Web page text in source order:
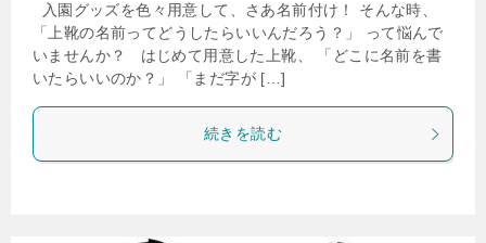
入園グッズを色々用意して、さあ名前付け！ そんな時、
「上靴の名前ってどうしたらいいんだろう？」 って悩んで
いませんか？ はじめて用意した上靴、 「どこに名前を書
いたらいいのか？」 「まだ字が […]
続きを読む